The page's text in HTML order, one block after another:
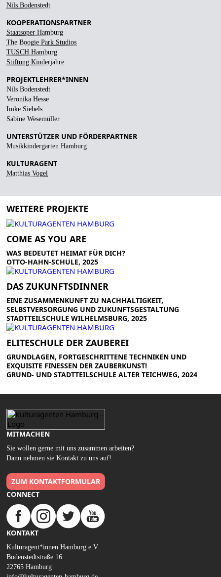
Nils Bodenstedt
KOOPERATIONSPARTNER
Staatsoper Hamburg
The Boogie Park Studios
TUSCH Hamburg
Stiftung Kinderjahre
PROJEKTLEHRER*INNEN
Nils Bodenstedt
Veronika Hesse
Imke Siebels
Sabine Wesemüller
UNTERSTÜTZER UND FÖRDERPARTNER
Musikkindergarten Hamburg
KULTURAGENT
Matthias Vogel
WEITERE PROJEKTE
COME AS YOU ARE
WAS BEDEUTET HEIMAT FÜR DICH?
OTTO-HAHN-SCHULE, 2025
DAS ZUKUNFTSDINNER
EINE ZUSAMMENKUNFT ZU NACHHALTIGKEIT,
SELBSTVERSORGUNG UND ZUKUNFTSGESTALTUNG
STADTTEILSCHULE WILHELMSBURG, 2025
ELITESCHULE DER ZAUBEREI
GRUNDLAGEN, FORTGESCHRITTENE TECHNIKEN UND
EXQUISITE FINESSEN DER ZAUBERKUNST!
GRUND- UND STADTTEILSCHULE ALTER TEICHWEG, 2024
MITMACHEN
Sie wollen gerne mit uns zusammen arbeiten?
Dann nehmen sie Kontakt zu uns auf!
ZUM KONTAKTFORMULAR
CONNECT
KONTAKT
Kulturagent*innen Hamburg e.V.
Bodenstedtstraße 16
22765 Hamburg